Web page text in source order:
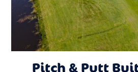
Pitch & Putt